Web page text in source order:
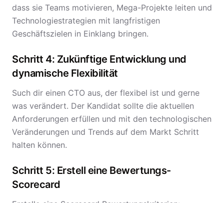
dass sie Teams motivieren, Mega-Projekte leiten und
Technologiestrategien mit langfristigen
Geschäftszielen in Einklang bringen.
Schritt 4: Zukünftige Entwicklung und
dynamische Flexibilität
Such dir einen CTO aus, der flexibel ist und gerne
was verändert. Der Kandidat sollte die aktuellen
Anforderungen erfüllen und mit den technologischen
Veränderungen und Trends auf dem Markt Schritt
halten können.
Schritt 5: Erstell eine Bewertungs-
Scorecard